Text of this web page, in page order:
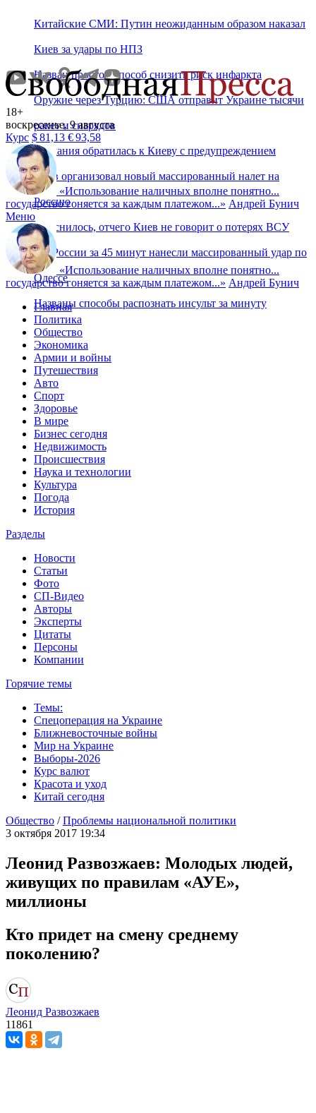
Китайские СМИ: Путин неожиданным образом наказал
Киев за удары по НПЗ
Назван простой способ снизить риск инфаркта
Оружие через Турцию: США отправит Украине тысячи
ракет и снарядов
Германия обратилась к Киеву с предупреждением
Киев организовал новый массированный налет на
Россию
Выяснилось, отчего Киев не говорит о потерях ВСУ
ВС России за 45 минут нанесли массированный удар по
Одессе
Названы способы распознать инсульт за минуту
18+
воскресенье, 9 августа
Курс $81,13 €93,58
«Использование наличных вполне понятно...
государство гоняется за каждым платежом...» Андрей Бунич
Меню
«Использование наличных вполне понятно...
государство гоняется за каждым платежом...» Андрей Бунич
Главная
Политика
Общество
Экономика
Армии и войны
Путешествия
Авто
Спорт
Здоровье
В мире
Бизнес сегодня
Недвижимость
Происшествия
Наука и технологии
Культура
Погода
История
Разделы
Новости
Статьи
Фото
СП-Видео
Авторы
Эксперты
Цитаты
Персоны
Компании
Горячие темы
Темы:
Спецоперация на Украине
Ближневосточные войны
Мир на Украине
Выборы-2026
Курс валют
Красота и уход
Китай сегодня
Общество /Проблемы национальной политики
3 октября 2017 19:34
Леонид Развозжаев: Молодых людей,
живущих по правилам «АУЕ»,
миллионы
Кто придет на смену среднему
поколению?
Леонид Развозжаев
11861